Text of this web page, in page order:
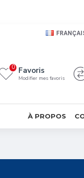
Favoris
Modifier mes favoris
0
À PROPOS